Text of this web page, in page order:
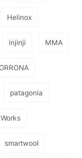
Helinox
injinji MMA
patagonia
smartwool